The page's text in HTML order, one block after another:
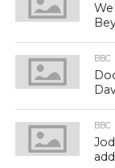
BBC
BBC